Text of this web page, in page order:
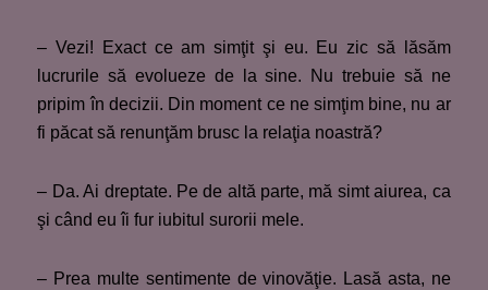
– Vezi! Exact ce am simţit şi eu. Eu zic să lăsăm
lucrurile să evolueze de la sine. Nu trebuie să ne
pripim în decizii. Din moment ce ne simţim bine, nu ar
fi păcat să renunţăm brusc la relaţia noastră?
– Da. Ai dreptate. Pe de altă parte, mă simt aiurea, ca
şi când eu îi fur iubitul surorii mele.
– Prea multe sentimente de vinovăţie. Lasă asta, ne